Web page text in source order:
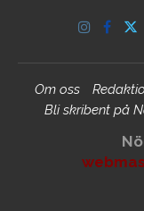
Om oss
Bli skribent på